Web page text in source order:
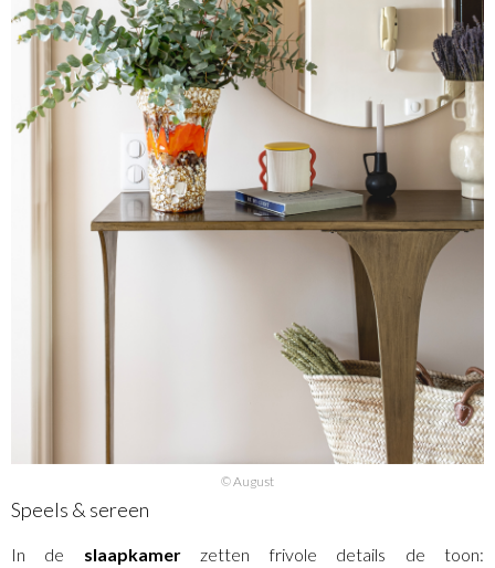
© August
Speels & sereen
In de slaapkamerzetten frivole details de toon: